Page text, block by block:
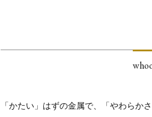
「かたい」はずの金属で、「やわらか